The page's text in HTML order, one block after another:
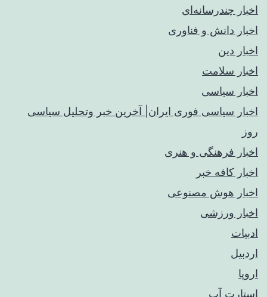
اخبار چندرسانه‌ای
اخبار دانش و فناوری
اخبار دین
اخبار سلامت
اخبار سیاسی
اخبار سیاسی فوری ایران| آخرین خبر وتحلیل سیاسی
روز
اخبار فرهنگی و هنری
اخبار کافه خبر
اخبار هوش مصنوعی
اخبار ورزشی
ادبیات
اردبیل
اروپا
استارت آپ